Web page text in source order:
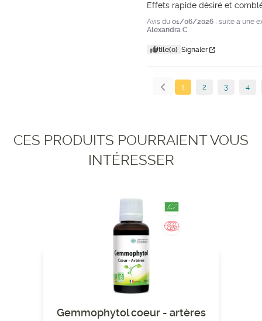
Effets rapide désiré et
Avis du 01/06/2026 , suite à une
Alexandra C.
Utile(0) Signaler
1 2 3 4
CES PRODUITS POURRAIENT VOUS
INTÉRESSER
Gemmophytol coeur - artères